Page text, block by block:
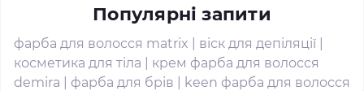
Популярні запити
фарба для волосся matrix віск для депіляції
косметика для тіла
крем фарба для волосся
demira
фарба для брів
keen фарба для волосся